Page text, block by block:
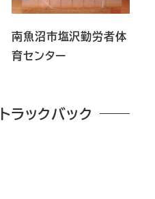
南魚沼市塩沢勤労者体
育センター
ラックバック